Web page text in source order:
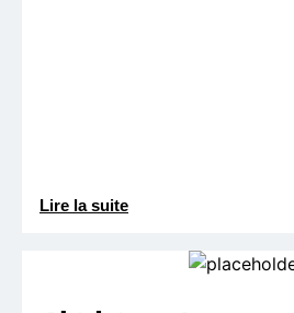
Lire la suite